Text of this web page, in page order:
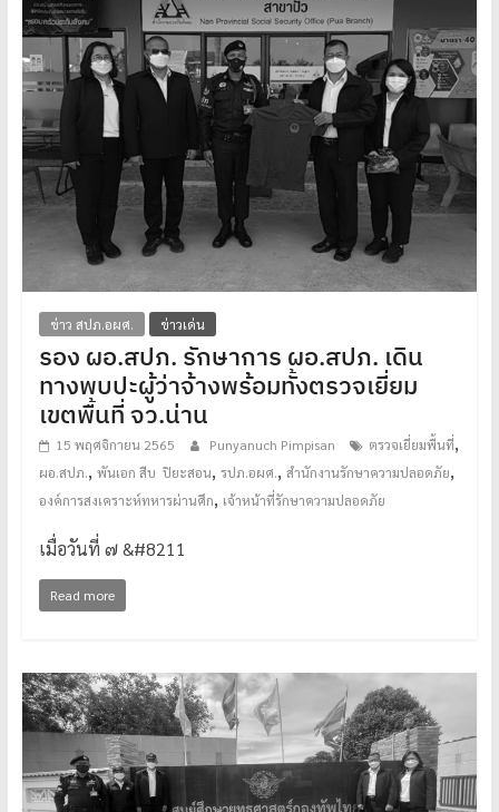
ข่าว สปภ.อผศ. ข่าวเด่น
รอง ผอ.สปภ. รักษาการ ผอ.สปภ. เดิน
ทางพบปะผู้ว่าจ้างพร้อมทั้งตรวจเยี่ยม
เขตพื้นที่ จว.น่าน
15 พฤศจิกายน 2565 Punyanuch Pimpisan ตรวจเยี่ยมพื้นที่,
ผอ.สปภ., พันเอก สืบ ปิยะสอน, รปภ.อผศ., สำนักงานรักษาความปลอดภัย,
องค์การสงเคราะห์ทหารผ่านศึก, เจ้าหน้าที่รักษาความปลอดภัย
เมื่อวันที่ ๗ &#8211
Read more